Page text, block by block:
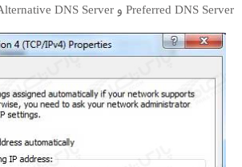
Preferred DNS Server و Alternative DNS Server انجام دهید.